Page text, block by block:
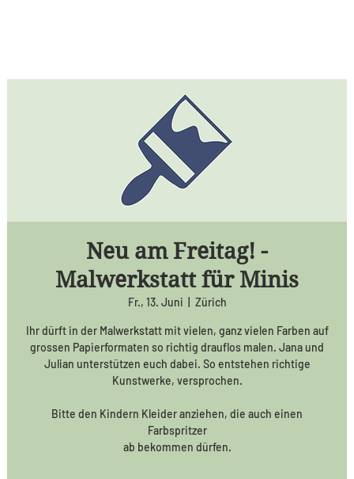
Neu am Freitag! -
Malwerkstatt für Minis
Fr., 13. Juni Zürich
Ihr dürft in der Malwerkstatt mit vielen, ganz vielen Farben auf
grossen Papierformaten so richtig drauflos malen. Jana und
Julian unterstützen euch dabei. So entstehen richtige
Kunstwerke, versprochen.
Bitte den Kindern Kleider anziehen, die auch einen
Farbspritzer
ab bekommen dürfen.